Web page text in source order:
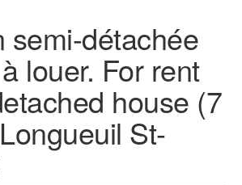
semi-détachée
louer. For rent
house (7
St-